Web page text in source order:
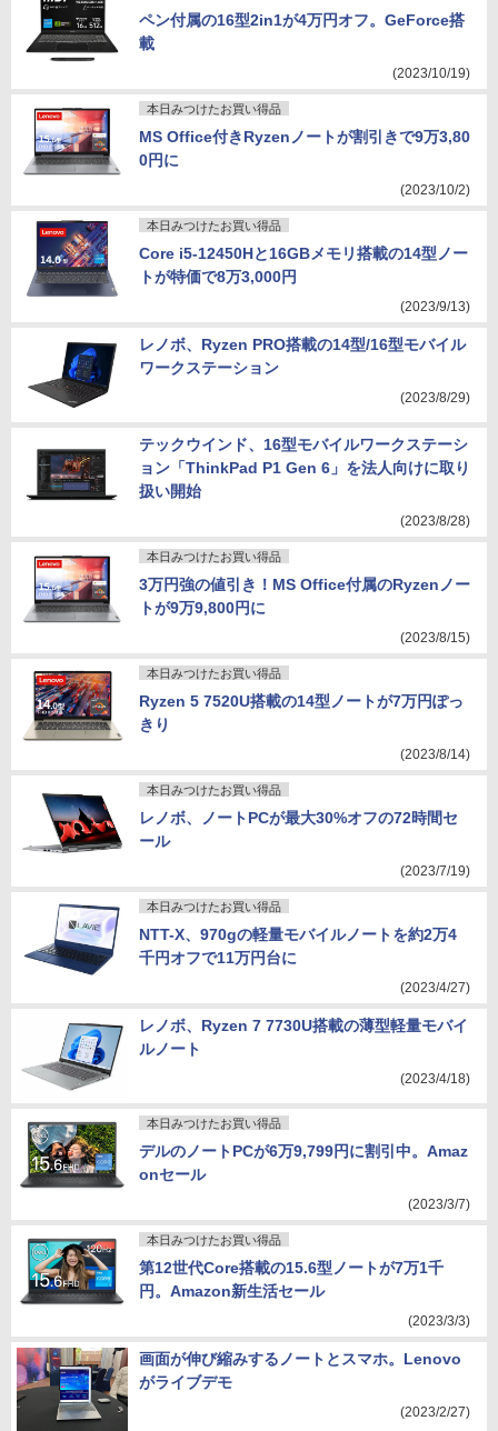
ペン付属の16型2in1が4万円オフ。GeForce搭
載
(2023/10/19)
本日みつけたお買い得品
MS Office付きRyzenノートが割引きで9万3,80
0円に
(2023/10/2)
本日みつけたお買い得品
Core i5-12450Hと16GBメモリ搭載の14型ノー
トが特価で8万3,000円
(2023/9/13)
レノボ、Ryzen PRO搭載の14型/16型モバイル
ワークステーション
(2023/8/29)
テックウインド、16型モバイルワークステーシ
ョン「ThinkPad P1 Gen 6」を法人向けに取り
扱い開始
(2023/8/28)
本日みつけたお買い得品
3万円強の値引き！MS Office付属のRyzenノー
トが9万9,800円に
(2023/8/15)
本日みつけたお買い得品
Ryzen 5 7520U搭載の14型ノートが7万円ぽっ
きり
(2023/8/14)
本日みつけたお買い得品
レノボ、ノートPCが最大30%オフの72時間セ
ール
(2023/7/19)
本日みつけたお買い得品
NTT-X、970gの軽量モバイルノートを約2万4
千円オフで11万円台に
(2023/4/27)
レノボ、Ryzen 7 7730U搭載の薄型軽量モバイ
ルノート
(2023/4/18)
本日みつけたお買い得品
デルのノートPCが6万9,799円に割引中。Amaz
onセール
(2023/3/7)
本日みつけたお買い得品
第12世代Core搭載の15.6型ノートが7万1千
円。Amazon新生活セール
(2023/3/3)
画面が伸び縮みするノートとスマホ。Lenovo
がライブデモ
(2023/2/27)